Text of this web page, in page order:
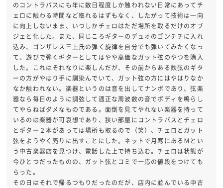
のコントラバスにも年に数日程度しか触われない日常にあってチ
ェロに触わる時間など取れるはずもなく、したがって技術は一向
に向上しないまま、いつしかチェロはただ場所を取るだけのオブ
ジェと化した。また、同じころギターのデュオのゴンチチに入れ
込み、ゴンザレス三上氏の弾く旋律を自分でも弾いてみたくなっ
て、遊びで弾くギターとしてはやや高価なガット弦のやつを購入
した。これはそれなりに楽しんだが、その前からある鉄弦のギタ
ーの方がやはり手に馴染んでいて、ガット弦の方にはやはりなか
なか触われない。楽器というのは音を出してナンボであり、弦楽
器なら毎日のように調弦して適正な周波数の音でボディを鳴らし
てやらねばダメなものである。面倒を見てやれない楽器を持って
いるのは楽器が可哀想であり、狭い部屋にコントラバスとチェロ
とギター２本があっては場所も取るので（笑）、チェロとガット
弦をようやく売りに出すことにした。ネットで月寒にあるＭとい
う中古楽器店を見つけ、電話した上で持ち込む。チェロは状態が
今ひとつだったものの、ガット弦とコミで一応の値段をつけても
らった。
その日はそれで帰るつもりだったのだが、店内に並んでいる中古